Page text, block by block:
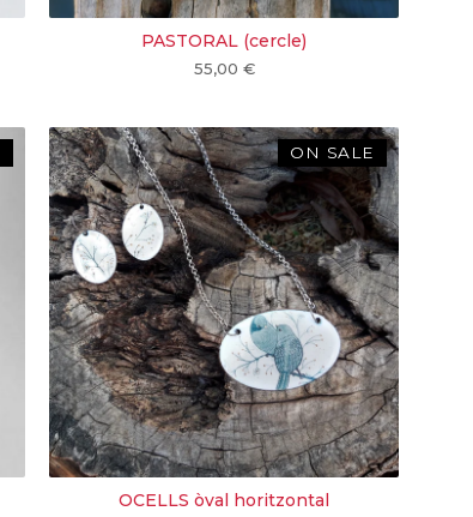
PASTORAL (cercle)
55,00 €
OCELLS òval horitzontal
ON SALE